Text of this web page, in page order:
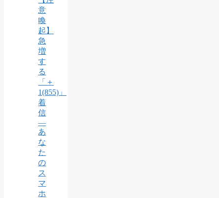
意
喚
起】
急
増
す
る
「＋
1(855)」
着
信
―
あ
な
た
の
ス
マ
ホ